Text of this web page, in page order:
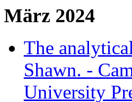
März 2024
The
Shawn. -
University